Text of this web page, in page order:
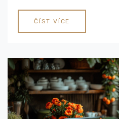
faktory mohou ovlivnit vaši
výkonnost v práci.
ČÍST VÍCE